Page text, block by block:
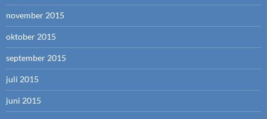
november 2015
oktober 2015
september 2015
juli 2015
juni 2015